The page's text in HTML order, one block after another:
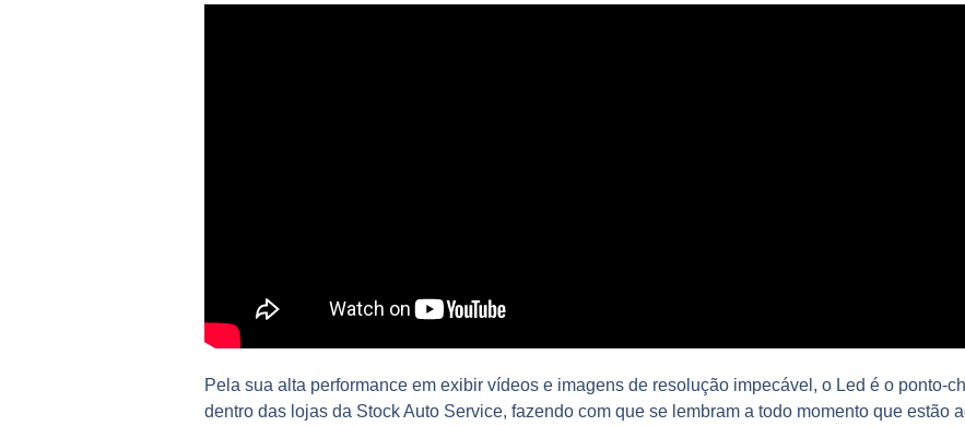
Pela sua alta performance em exibir vídeos e imagens de resolução impecável, o Led é o ponto-
dentro das lojas da Stock Auto Service, fazendo com que se lembram a todo momento que estão